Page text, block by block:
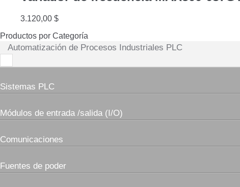
3.120,00 $
Productos por Categoría
Automatización de Procesos Industriales PLC
Sistemas PLC
Módulos de entrada /salida (I/O)
Comunicaciones
Fuentes de poder